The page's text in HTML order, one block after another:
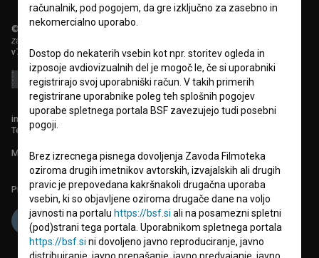
© 2018-2026, Filmoteka,
zavod za širjenje filmske kulture
v7.151.0
info@filmoteka.si
Tehnična pomoč: podpora@bsf.si
Mednarodna številka ISSN 2670-787X
Projekt sofinancira:
računalnik, pod pogojem, da gre izključno za zasebno in
nekomercialno uporabo.
Dostop do nekaterih vsebin kot npr. storitev ogleda in
izposoje avdiovizualnih del je mogoč le, če si uporabniki
registrirajo svoj uporabniški račun. V takih primerih
registrirane uporabnike poleg teh splošnih pogojev
uporabe spletnega portala BSF zavezujejo tudi posebni
pogoji.
Brez izrecnega pisnega dovoljenja Zavoda Filmoteka
oziroma drugih imetnikov avtorskih, izvajalskih ali drugih
pravic je prepovedana kakršnakoli drugačna uporaba
vsebin, ki so objavljene oziroma drugače dane na voljo
javnosti na portalu https://bsf.si ali na posamezni spletni
(pod)strani tega portala. Uporabnikom spletnega portala
https://bsf.si ni dovoljeno javno reproduciranje, javno